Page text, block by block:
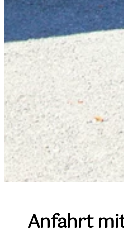
Anfahrt